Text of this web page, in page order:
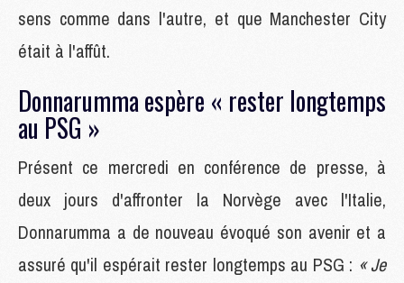
sens comme dans l'autre, et que Manchester City
était à l'affût.
Donnarumma espère « rester longtemps
au PSG »
Présent ce mercredi en conférence de presse, à
deux jours d'affronter la Norvège avec l'Italie,
Donnarumma a de nouveau évoqué son avenir et a
assuré qu'il espérait rester longtemps au PSG : « Je